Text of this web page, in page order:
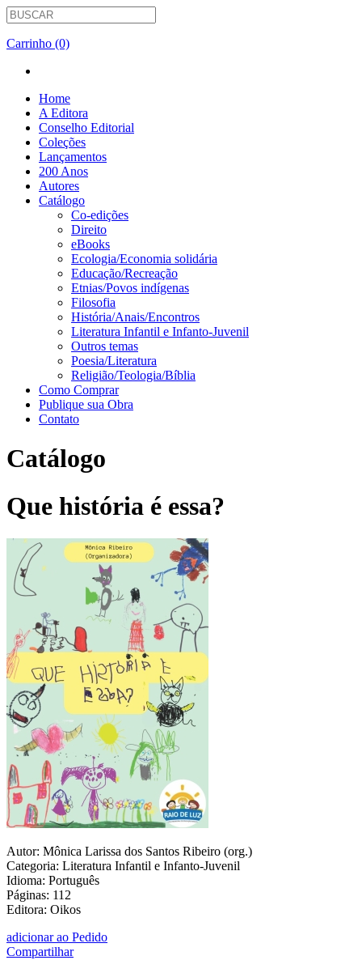
Carrinho (0)
Home
A Editora
Conselho Editorial
Coleções
Lançamentos
200 Anos
Autores
Catálogo
Co-edições
Direito
eBooks
Ecologia/Economia solidária
Educação/Recreação
Etnias/Povos indígenas
Filosofia
História/Anais/Encontros
Literatura Infantil e Infanto-Juvenil
Outros temas
Poesia/Literatura
Religião/Teologia/Bíblia
Como Comprar
Publique sua Obra
Contato
Catálogo
Que história é essa?
Autor: Mônica Larissa dos Santos Ribeiro (org.)
Categoria: Literatura Infantil e Infanto-Juvenil
Idioma: Português
Páginas: 112
Editora: Oikos
adicionar ao Pedido
Compartilhar